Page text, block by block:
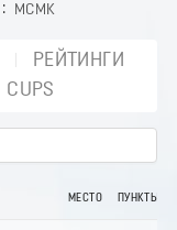
МСМК
РЕЙТИНГИ
CUPS
МЕСТО ПУНКТЫ